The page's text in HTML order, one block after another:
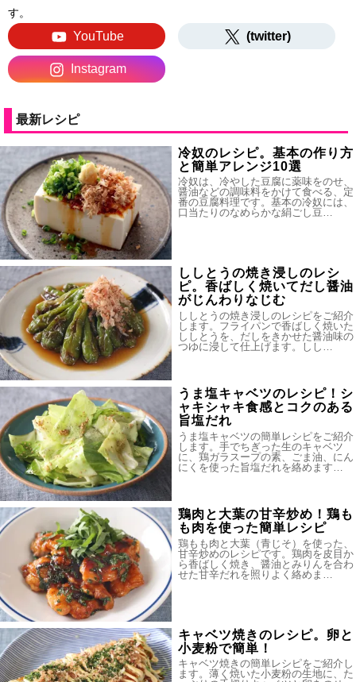
す。
YouTube (twitter)
Instagram
最新レシピ
冷奴のレシピ。基本の作り方
と簡単アレンジ10選
冷奴は、冷やした豆腐に薬味をのせ、
醤油などの調味料をかけて食べる、定
番の豆腐料理です。基本の冷奴には、
口当たりのなめらかな絹ごし豆…
ししとうの焼き浸しのレシ
ピ。香ばしく焼いてだし醤油
がじんわりなじむ
ししとうの焼き浸しのレシピをご紹介
します。フライパンで香ばしく焼いた
ししとうを、だしをきかせた醤油味の
つゆに浸して仕上げます。しし…
うま塩キャベツのレシピ！シ
ャキシャキ食感とコクのある
旨塩だれ
うま塩キャベツの簡単レシピをご紹介
します。手でちぎった生のキャベツ
に、鶏ガラスープの素、ごま油、にん
にくを使った旨塩だれを絡めます…
鶏肉と大葉の甘辛炒め！鶏も
も肉を使った簡単レシピ
鶏もも肉と大葉（青じそ）を使った、
甘辛炒めのレシピです。鶏肉を皮目か
ら香ばしく焼き、醤油とみりんを合わ
せた甘辛だれを照りよく絡めま…
キャベツ焼きのレシピ。卵と
小麦粉で簡単！
キャベツ焼きの簡単レシピをご紹介し
ます。薄く焼いた小麦粉の生地に、た